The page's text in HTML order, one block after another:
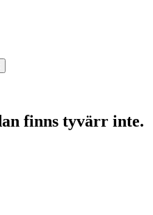
finns tyvärr inte.